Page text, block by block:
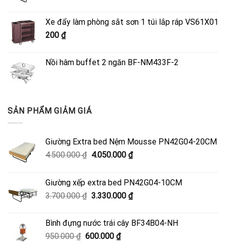
4.500.000 ₫.là:
Xe đẩy làm phòng sắt sơn 1 túi lắp ráp VS61X01
200 ₫
Nồi hâm buffet 2 ngăn BF-NM433F-2
SẢN PHẨM GIẢM GIÁ
Giường Extra bed Nệm Mousse PN42G04-20CM
4.500.000₫ Giá
4.500.000 ₫.
4.050.000 ₫Giá
là:
4.050.000 ₫.
Giường xếp extra bed PN42G04-10CM
3.700.000₫ Giá
3.700.000 ₫.
3.330.000 ₫Giá
là:
Bình đựng nước trái cây BF34B04-NH
950.000₫ Giá
600.000 ₫Giá